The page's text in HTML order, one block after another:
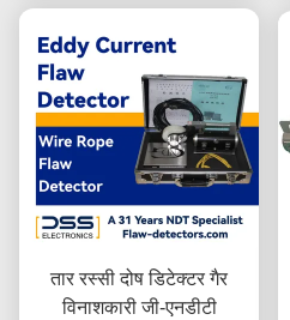
तार रस्सी दोष डिटेक्टर गैर
विनाशकारी जी-एनडीटी